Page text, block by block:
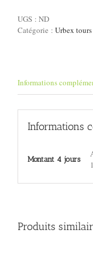
Ouest
UGS : ND
Catégorie : Urbex tours
Informations
Informations
Montant 4 jours
Produits